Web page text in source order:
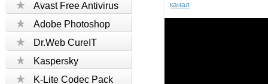
Avast Free Antivirus
Adobe Photoshop
Dr.Web CureIT
Kaspersky
K-Lite Codec Pack
канал